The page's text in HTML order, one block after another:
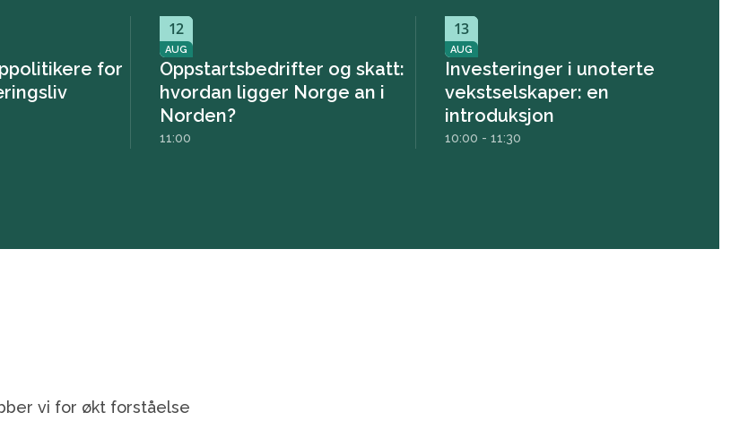
for
12
AUG
Oppstartsbedrifter og skatt:
hvordan ligger Norge an i
Norden?
11:00
13
AUG
Investeringer i unoterte
vekstselskaper: en
introduksjon
10:00 - 11:30
vi for økt forståelse